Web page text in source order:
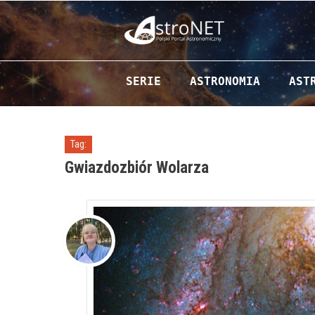
Przejdź do zawartości
SERIE ASTRONOMIA
Tag:
Gwiazdozbiór Wolarza